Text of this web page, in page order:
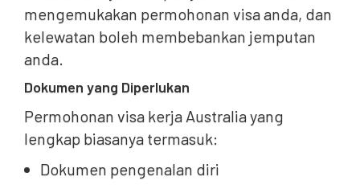
mengemukakan permohonan visa anda, dan
kelewatan boleh membebankan jemputan
anda.
Dokumen yang Diperlukan
Permohonan visa kerja Australia yang
lengkap biasanya termasuk:
Dokumen pengenalan diri